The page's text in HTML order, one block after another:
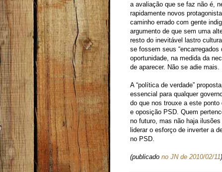
a avaliação que se faz não é,
rapidamente novos
caminho errado com gente
argumento de que sem uma
resto do inevitável lastro
se fossem seus
oportunidade, na medida da
de aparecer. Não se adie mais.
A “política de verdade”
essencial para qualquer
do que nos trouxe a este
e oposição PSD. Quem
no futuro, mas não haja
liderar o esforço de inverter a
no PSD.
(publicado no JN de 2010/02/11)